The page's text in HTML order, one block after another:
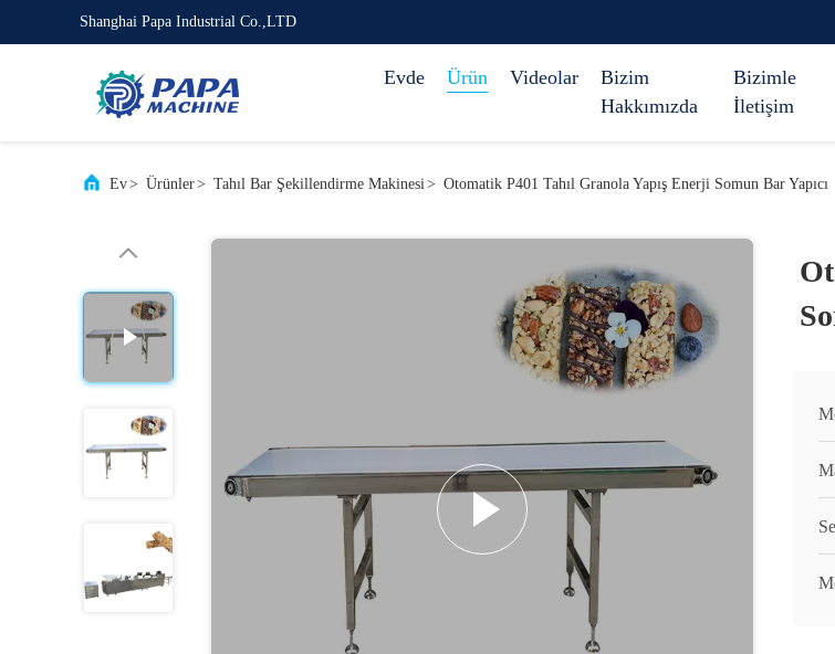
Shanghai Papa Industrial Co.,LTD
Evde Ürün Videolar
Bizim
Hakkımızda
Bizimle
İletişim
Ev> Ürünler> Tahıl Bar Şekillendirme Makinesi> Otomatik P401 Tahıl Granola Yapış Enerji Somun Bar Yapıcı